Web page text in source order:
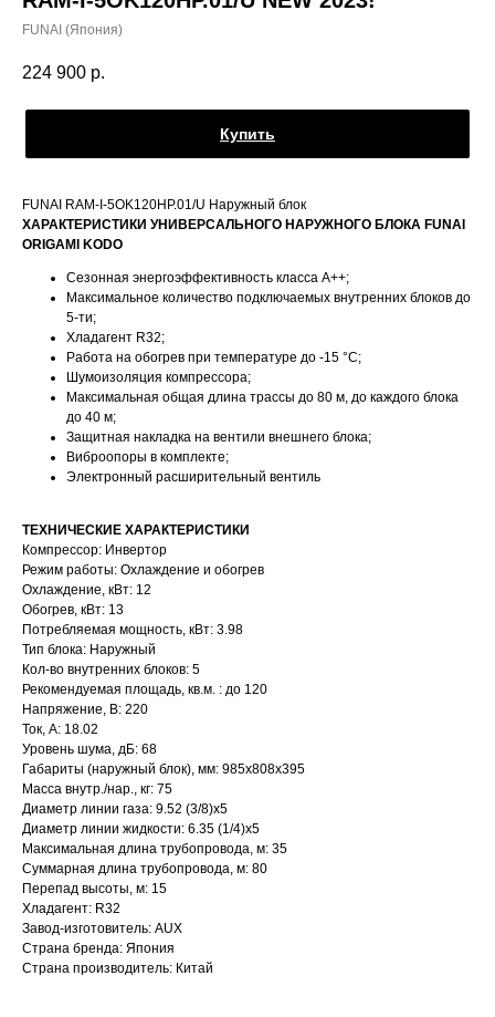
FUNAI (Япония)
224 900 р.
Купить
FUNAI RAM-I-5OK120HP.01/U Наружный блок
ХАРАКТЕРИСТИКИ УНИВЕРСАЛЬНОГО НАРУЖНОГО БЛОКА FUNAI
ORIGAMI KODO
Сезонная энергоэффективность класса А++;
Максимальное количество подключаемых внутренних блоков до
5-ти;
Хладагент R32;
Работа на обогрев при температуре до -15 °С;
Шумоизоляция компрессора;
Максимальная общая длина трассы до 80 м, до каждого блока
до 40 м;
Защитная накладка на вентили внешнего блока;
Виброопоры в комплекте;
Электронный расширительный вентиль
ТЕХНИЧЕСКИЕ ХАРАКТЕРИСТИКИ
Компрессор: Инвертор
Режим работы: Охлаждение и обогрев
Охлаждение, кВт: 12
Обогрев, кВт: 13
Потребляемая мощность, кВт: 3.98
Тип блока: Наружный
Кол-во внутренних блоков: 5
Рекомендуемая площадь, кв.м. : до 120
Напряжение, В: 220
Ток, А: 18.02
Уровень шума, дБ: 68
Габариты (наружный блок), мм: 985x808x395
Масса внутр./нар., кг: 75
Диаметр линии газа: 9.52 (3/8)x5
Диаметр линии жидкости: 6.35 (1/4)x5
Максимальная длина трубопровода, м: 35
Суммарная длина трубопровода, м: 80
Перепад высоты, м: 15
Хладагент: R32
Завод-изготовитель: AUX
Страна бренда: Япония
Страна производитель: Китай